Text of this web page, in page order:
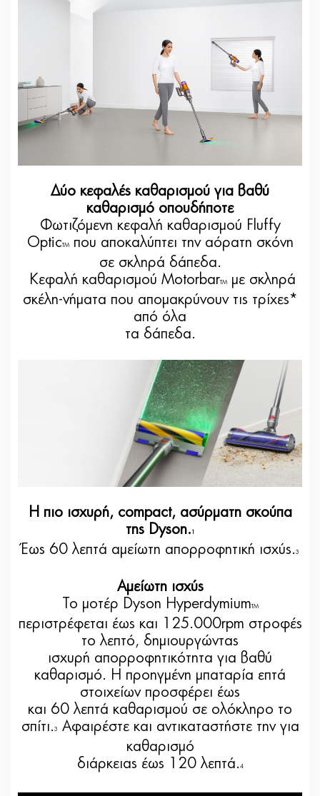
Δύο κεφαλές καθαρισμού για βαθύ
καθαρισμό οπουδήποτε
Φωτιζόμενη κεφαλή καθαρισμού Fluffy
Optic TMπου αποκαλύπτει την αόρατη σκόνη
σε σκληρά δάπεδα.
Κεφαλή καθαρισμού Motorbar TMμε σκληρά
σκέλη-νήματα που απομακρύνουν τις τρίχες*
από όλα
τα δάπεδα.
Η πιο ισχυρή, compact, ασύρματη σκούπα
της Dyson.
Έως 60 λεπτά αμείωτη απορροφητική ισχύς. 3
Αμείωτη ισχύς
Το μοτέρ Dyson Hyperdymium TM
περιστρέφεται έως και 125.000rpm στροφές
το λεπτό, δημιουργώντας
ισχυρή απορροφητικότητα για βαθύ
καθαρισμό. Η προηγμένη μπαταρία επτά
στοιχείων προσφέρει έως
και 60 λεπτά καθαρισμού σε ολόκληρο το
σπίτι. 3
Αφαιρέστε και αντικαταστήστε την για
καθαρισμό
διάρκειας έως 120 λεπτά. 4